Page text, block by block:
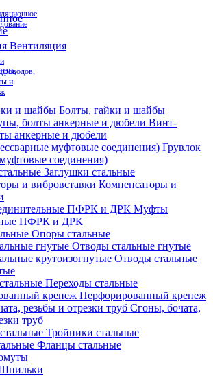
Вентиляция
и
Болты, гайки и шайбы
Винт-
анкерные и дюбели
Грувлок
соединения)
Заглушки стальные
Компенсаторы и
Муфты
ПФРК и ДРК
Опоры стальные
Отводы стальные гнутые
Отводы стальные
Переходы стальные
Перфорированный крепеж
Сгоны, бочата,
труб
Тройники стальные
Фланцы стальные